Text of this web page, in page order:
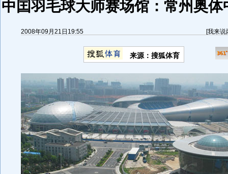
中囯羽毛球大师赛场馆：常州奥
2008年09月21日19:55 [我来说
来源：搜狐体育